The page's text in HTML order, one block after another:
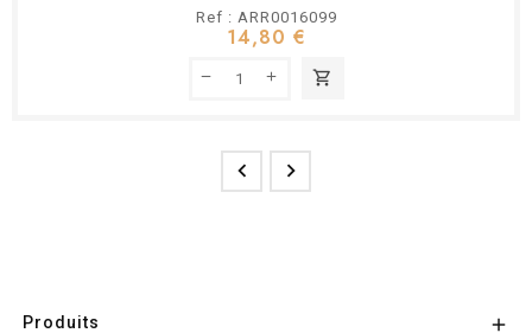
Ref : ARR0016099
14,80 €
shopping_cart
 
Produits 